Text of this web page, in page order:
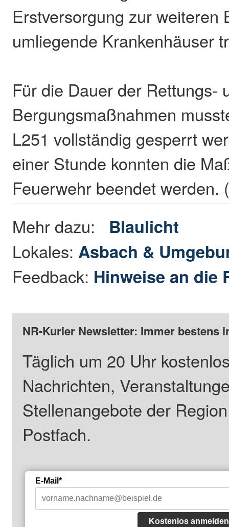
Erstversorgung zur weiteren
umliegende Krankenhäuser
Für die Dauer der Rettungs-
Bergungsmaßnahmen
L251 vollständig gesperrt
einer Stunde konnten die
Feuerwehr beendet werden.
Mehr dazu: Blaulicht
Lokales: Asbach &
Feedback: Hinweise an die
NR-Kurier Newsletter: Immer bestens
Täglich um 20 Uhr
Nachrichten,
Stellenangebote der
Postfach.
E-Mail*
Kostenlos anmelden